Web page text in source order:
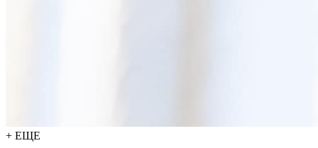
+ ЕЩЕ